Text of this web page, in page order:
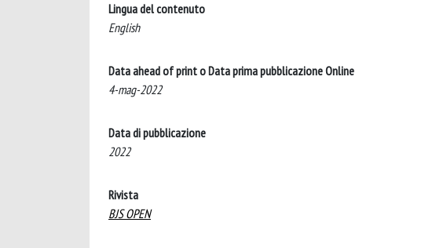
Lingua del contenuto
English
Data ahead of print o Data prima pubblicazione Online
4-mag-2022
Data di pubblicazione
2022
Rivista
BJS OPEN